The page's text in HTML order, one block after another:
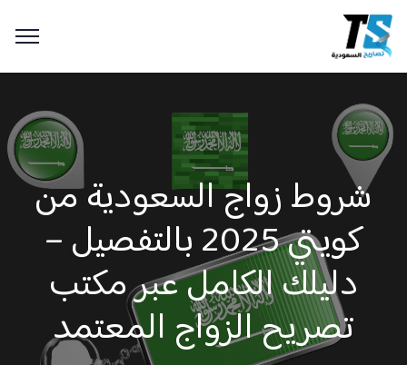
شروط زواج السعودية من
كويتي 2025 بالتفصيل –
دليلك الكامل عبر مكتب
تصريح الزواج المعتمد